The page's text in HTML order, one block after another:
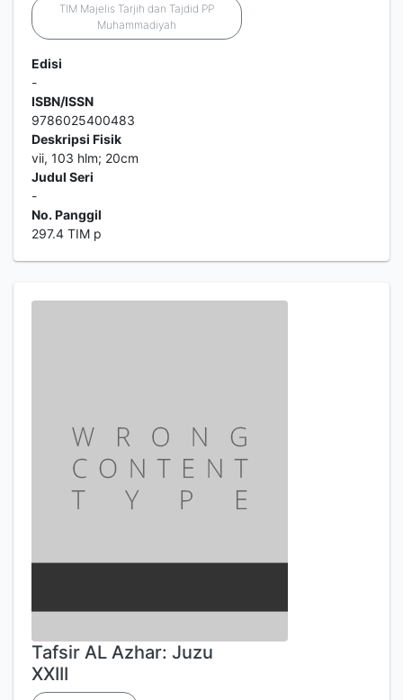
TIM Majelis Tarjih dan Tajdid PP
Muhammadiyah
Edisi
-
ISBN/ISSN
9786025400483
Deskripsi Fisik
vii, 103 hlm; 20cm
Judul Seri
-
No. Panggil
297.4 TIM p
Tafsir AL Azhar: Juzu
XXIII